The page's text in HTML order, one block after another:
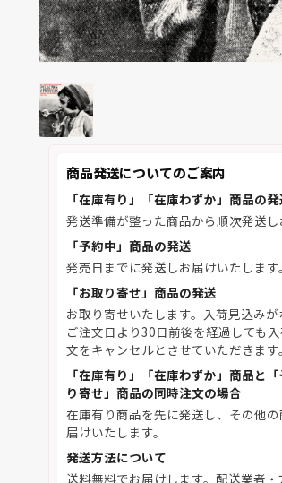
商品発送についてのご案内
「在庫有り」「在庫わずか」商品の
発送準備が整った商品から順次発送し
「予約中」商品の発送
発売日までに発送しお届けいたします。
「お取り寄せ」商品の発送
お取り寄せいたします。入荷見込み
ご注文日より30日前後を経過しても
文をキャンセルとさせていただきます。
「在庫有り」「在庫わずか」商品と
り寄せ」商品の同時注文の場合
在庫有り商品を先に発送し、その他
届けいたします。
発送方法について
送料無料でお届けします。配送業者